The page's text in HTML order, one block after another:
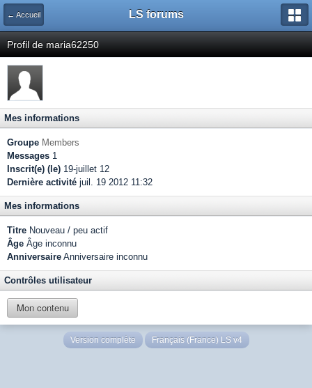
← Accueil LS forums
Profil de maria62250
Mes informations
Groupe Members
Messages 1
Inscrit(e) (le) 19-juillet 12
Dernière activité juil. 19 2012 11:32
Mes informations
Titre Nouveau / peu actif
Âge Âge inconnu
Anniversaire Anniversaire inconnu
Contrôles utilisateur
Mon contenu
Version complète Français (France) LS v4